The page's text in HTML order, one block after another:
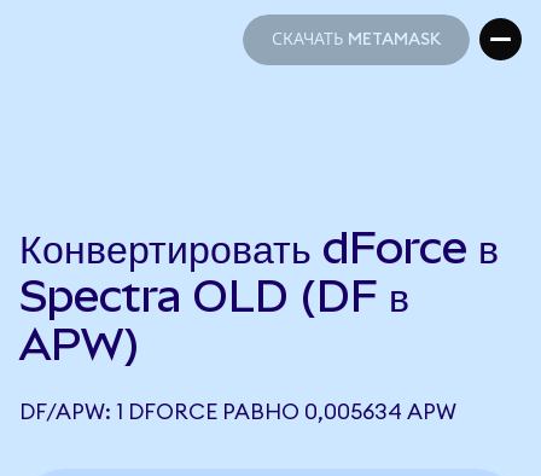
СКАЧАТЬ METAMASK
Конвертировать dForce в
Spectra OLD (DF в
APW)
DF/APW: 1 DFORCE РАВНО 0,005634 APW